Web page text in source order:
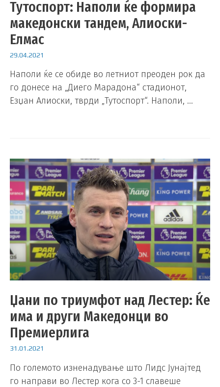
Тутоспорт: Наполи ќе формира
македонски тандем, Алиоски-
Елмас
29.04.2021
Наполи ќе се обиде во летниот преоден рок да
го донесе на „Диего Марадона“ стадионот,
Езџан Алиоски, тврди „Тутоспорт“. Наполи, …
Џани по триумфот над Лестер: Ќе
има и други Македонци во
Премиерлига
31.01.2021
По големото изненадување што Лидс Јунајтед
го направи во Лестер кога со 3-1 славеше